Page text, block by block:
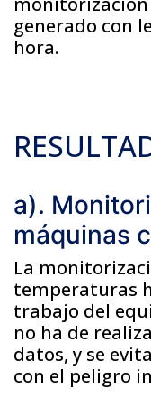
generado con
hora.
a).
máquinas
La
temperaturas
trabajo del
no ha de
datos, y se
con el peligro